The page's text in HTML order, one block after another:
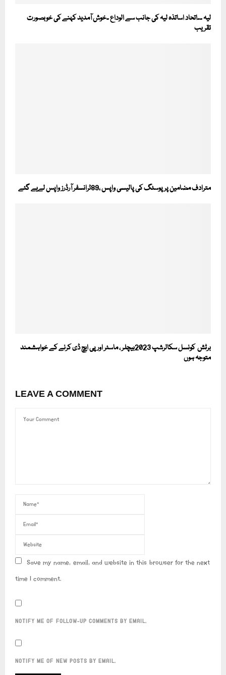
لیہ ۔۔اتحاد اساتذہ لیہ کی جانب سے الوداع ۔خوش آمدید کہنے کی خوبصورت
تقریب
مترادف مضامین پر پوسٹگ کی پالیسی واپس ،89ٹرانسفر آرڈرز واپس لےیے گئے
برٹش کونسل سکالرشپ 2023بیچلر ، ماسٹر اور پی ایچ ڈی کرنے کے خواہشمند
متوجہ ہوں
LEAVE A COMMENT
Save my name, email, and website in this browser for the next
time I comment.
NOTIFY ME OF FOLLOW-UP COMMENTS BY EMAIL.
NOTIFY ME OF NEW POSTS BY EMAIL.